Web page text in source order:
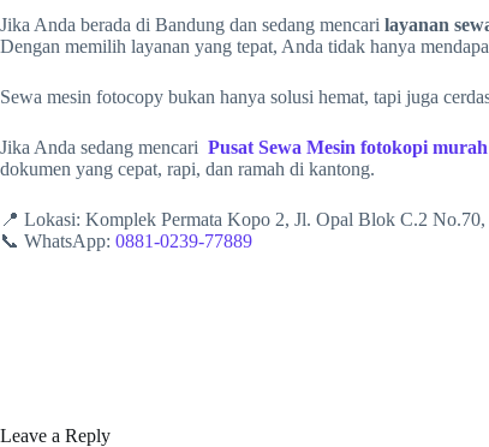
Jika Anda berada di Bandung dan sedang mencari layanan
Dengan memilih layanan yang tepat, Anda tidak hanya
Sewa mesin fotocopy bukan hanya solusi hemat, tapi juga
Jika Anda sedang mencari Pusat Sewa Mesin fotokopi murah
dokumen yang cepat, rapi, dan ramah di kantong.
📍 Lokasi: Komplek Permata Kopo 2, Jl. Opal Blok C.2
📞 WhatsApp: 0881-0239-77889
Leave a Reply